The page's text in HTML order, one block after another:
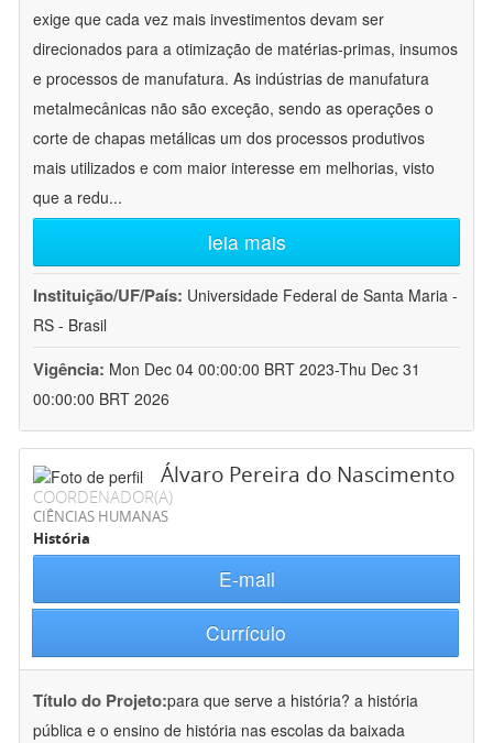
exige que cada vez mais investimentos devam ser
direcionados para a otimização de matérias-primas, insumos
e processos de manufatura. As indústrias de manufatura
metalmecânicas não são exceção, sendo as operações o
corte de chapas metálicas um dos processos produtivos
mais utilizados e com maior interesse em melhorias, visto
que a redu...
leia mais
Instituição/UF/País: Universidade Federal de Santa Maria -
RS - Brasil
Vigência: Mon Dec 04 00:00:00 BRT 2023-Thu Dec 31
00:00:00 BRT 2026
Álvaro Pereira do Nascimento
COORDENADOR(A)
CIÊNCIAS HUMANAS
História
E-mail
Currículo
Título do Projeto:para que serve a história? a história
pública e o ensino de história nas escolas da baixada